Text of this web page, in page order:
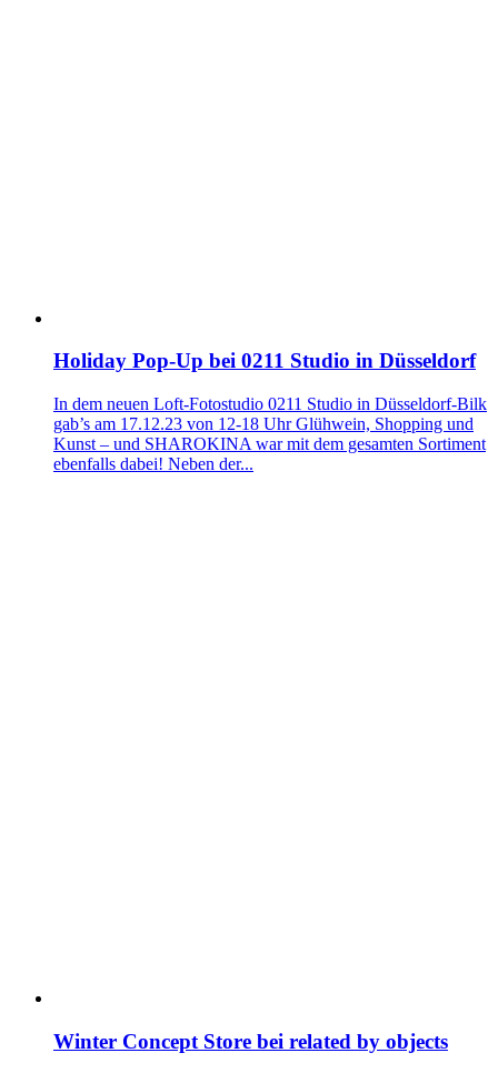
Holiday Pop-Up bei 0211 Studio in Düsseldorf
In dem neuen Loft-Fotostudio 0211 Studio in Düsseldorf-Bilk
gab’s am 17.12.23 von 12-18 Uhr Glühwein, Shopping und
Kunst – und SHAROKINA war mit dem gesamten Sortiment
ebenfalls dabei! Neben der...
Winter Concept Store bei related by objects